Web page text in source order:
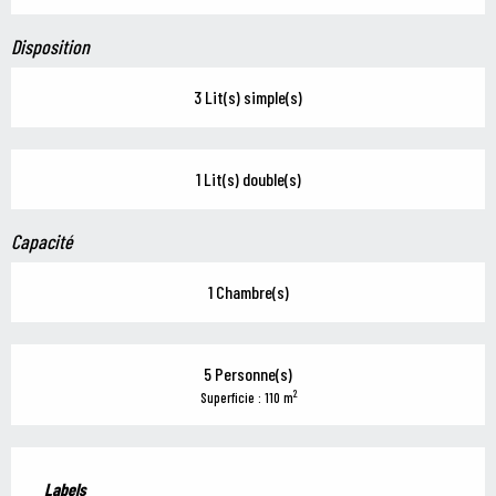
Disposition
3 Lit(s) simple(s)
1 Lit(s) double(s)
Capacité
1 Chambre(s)
5 Personne(s)
Superficie : 110 m2
Labels
Labels